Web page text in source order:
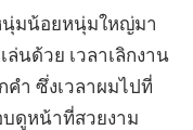
นุ่มน้อยหนุ่มใหญ่มา
นด้วย เวลาเลิกงาน
คำ ซึ่งเวลาผมไปที่
ดูหน้าที่สวยงาม